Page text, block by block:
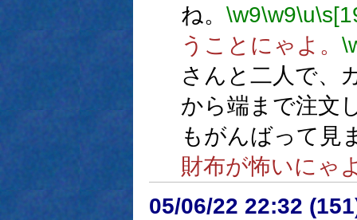
ね。 \w9\w9\u
うことにゃよ。
さんと二人で、
から端まで注文
もがんばって見
財布が怖いにゃ
05/06/22 22:32